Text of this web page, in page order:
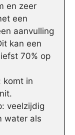
en zeer
een
aanvulling
kan een
70% op
komt in
veelzijdig
water als